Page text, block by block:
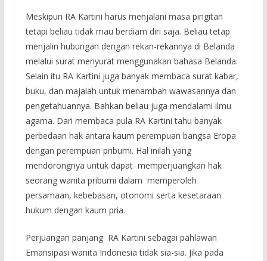
Meskipun RA Kartini harus menjalani masa pingitan
tetapi beliau tidak mau berdiam diri saja. Beliau tetap
menjalin hubungan dengan rekan-rekannya di Belanda
melalui surat menyurat menggunakan bahasa Belanda.
Selain itu RA Kartini juga banyak membaca surat kabar,
buku, dan majalah untuk menambah wawasannya dan
pengetahuannya. Bahkan beliau juga mendalami ilmu
agama. Dari membaca pula RA Kartini tahu banyak
perbedaan hak antara kaum perempuan bangsa Eropa
dengan perempuan pribumi. Hal inilah yang
mendorongnya untuk dapat memperjuangkan hak
seorang wanita pribumi dalam memperoleh
persamaan, kebebasan, otonomi serta kesetaraan
hukum dengan kaum pria.
Perjuangan panjang RA Kartini sebagai pahlawan
Emansipasi wanita Indonesia tidak sia-sia. Jika pada